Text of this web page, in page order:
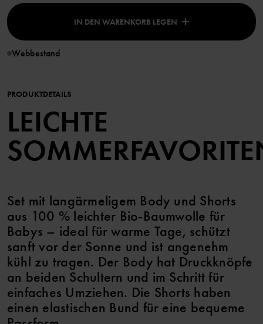
IN DEN WARENKORB LEGEN
Webbestand
PRODUKTDETAILS
LEICHTE
Set mit langärmeligem Body und Shorts
aus 100 % leichter Bio-Baumwolle für
Babys – ideal für warme Tage, schützt
sanft vor der Sonne und ist angenehm
kühl zu tragen. Der Body hat Druckknöpfe
an beiden Schultern und im Schritt für
einfaches Umziehen. Die Shorts haben
einen elastischen Bund für eine bequeme